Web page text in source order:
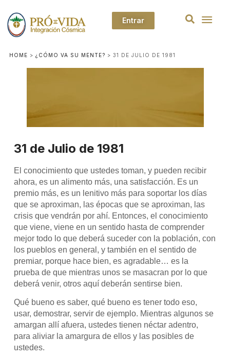
Entrar
HOME > ¿CÓMO VA SU MENTE? > 31 DE JULIO DE 1981
31 de Julio de 1981
El conocimiento que ustedes toman, y pueden recibir
ahora, es un alimento más, una satisfacción. Es un
premio más, es un lenitivo más para soportar los días
que se aproximan, las épocas que se aproximan, las
crisis que vendrán por ahí. Entonces, el conocimiento
que viene, viene en un sentido hasta de comprender
mejor todo lo que deberá suceder con la población, con
los pueblos en general, y también en el sentido de
premiar, porque hace bien, es agradable… es la
prueba de que mientras unos se masacran por lo que
deberá venir, otros aquí deberán sentirse bien.
Qué bueno es saber, qué bueno es tener todo eso,
usar, demostrar, servir de ejemplo. Mientras algunos se
amargan allí afuera, ustedes tienen néctar adentro,
para aliviar la amargura de ellos y las posibles de
ustedes.